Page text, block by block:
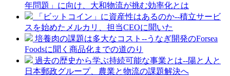
年問題」に向け、大和物流が挑む効率化とは
「ビットコイン」に資産性はあるのか--積立サービ
スを始めたメルカリ、担当CEOに聞いた
培養肉の課題は多大なコスト--うなぎ開発のForsea
Foodsに聞く商品化までの道のり
過去の歴史から学ぶ持続可能な事業とは--陽と人と
日本郵政グループ、農業と物流の課題解決へ